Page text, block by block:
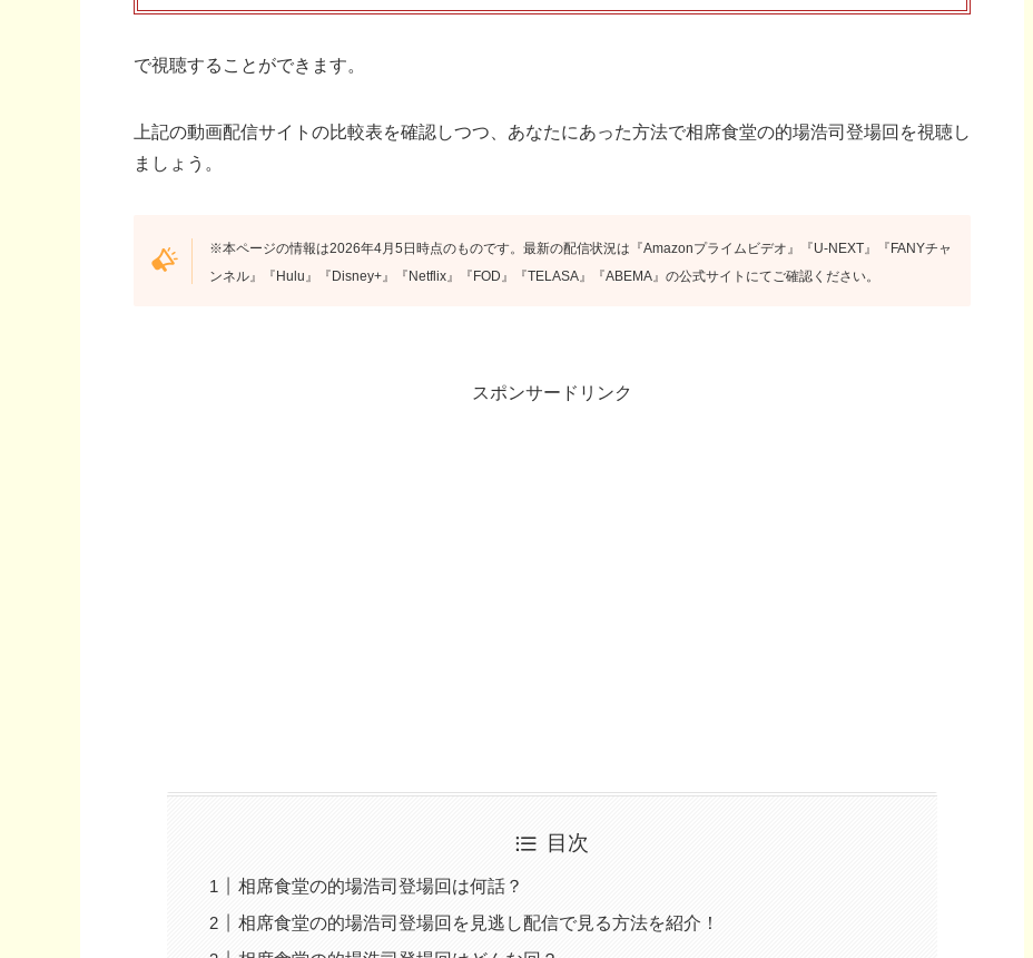
で視聴することができます。
上記の動画配信サイトの比較表を確認しつつ、あなたにあった方法で相席食堂の的場浩司登場回を視聴し
ましょう。
※本ページの情報は2026年4月5日時点のものです。最新の配信状況は『Amazonプライムビデオ』『U-NEXT』『FANYチャ
ンネル』『Hulu』『Disney+』『Netflix』『FOD』『TELASA』『ABEMA』の公式サイトにてご確認ください。
スポンサードリンク
目次
相席食堂の的場浩司登場回は何話？
相席食堂の的場浩司登場回を見逃し配信で見る方法を紹介！